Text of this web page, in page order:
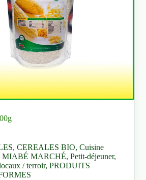
,CEREALES BIO,Cuisine
MIABÉ MARCHÉ,Petit-déjeuner,
/ terroir,PRODUITS